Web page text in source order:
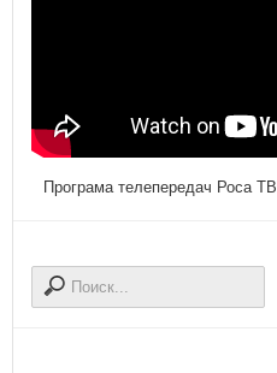
Програма телепередач Роса ТВ